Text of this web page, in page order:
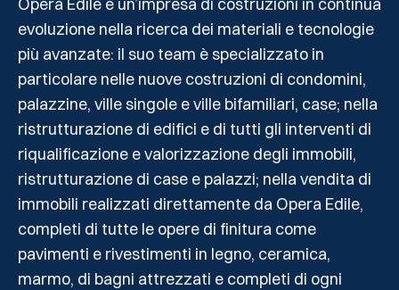
evoluzione nella ricerca dei materiali e tecnologie
più avanzate: il suo team è specializzato in
particolare nelle nuove costruzioni di condomini,
palazzine, ville singole e ville bifamiliari, case; nella
ristrutturazione di edifici e di tutti gli interventi di
riqualificazione e valorizzazione degli immobili,
ristrutturazione di case e palazzi; nella vendita di
immobili realizzati direttamente da Opera Edile,
completi di tutte le opere di finitura come
pavimenti e rivestimenti in legno, ceramica,
marmo, di bagni attrezzati e completi di ogni